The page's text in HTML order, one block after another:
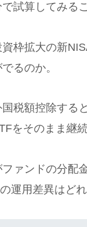
試算してみる
枠拡大の新
るのか。
税額控除する
をそのまま継
ァンドの分配
運用差異はどれ